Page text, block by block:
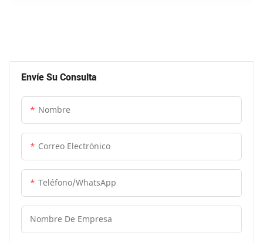
Envíe Su Consulta
Nombre
Correo Electrónico
Teléfono/WhatsApp
Nombre De Empresa